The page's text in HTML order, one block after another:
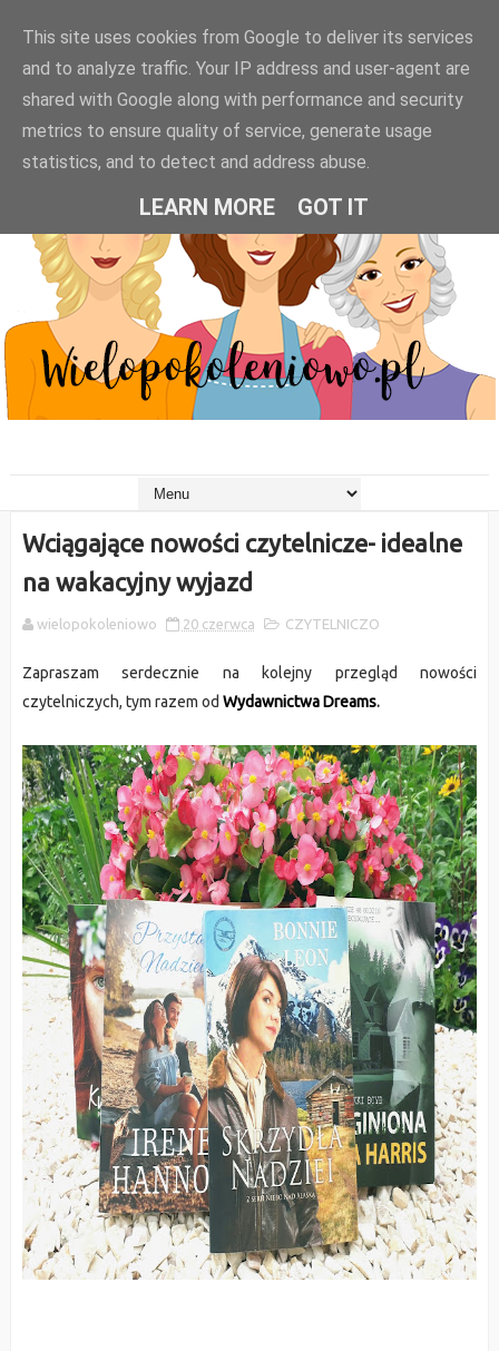
Wciągające nowości czytelnicze- idealne
na wakacyjny wyjazd
wielopokoleniowo 20 czerwca CZYTELNICZO
Zapraszam serdecznie na kolejny przegląd nowości
czytelniczych, tym razem od Wydawnictwa Dreams.
This site uses cookies from Google to deliver its services
and to analyze traffic. Your IP address and user-agent are
shared with Google along with performance and security
metrics to ensure quality of service, generate usage
statistics, and to detect and address abuse.
LEARN MORE GOT IT